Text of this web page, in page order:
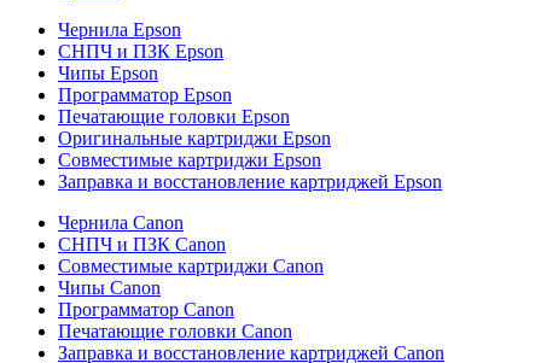
Чернила Epson
СНПЧ и ПЗК Epson
Чипы Epson
Программатор Epson
Печатающие головки Epson
Оригинальные картриджи Epson
Совместимые картриджи Epson
Заправка и восстановление картриджей Epson
Чернила Canon
СНПЧ и ПЗК Canon
Совместимые картриджи Canon
Чипы Canon
Программатор Canon
Печатающие головки Canon
Заправка и восстановление картриджей Canon